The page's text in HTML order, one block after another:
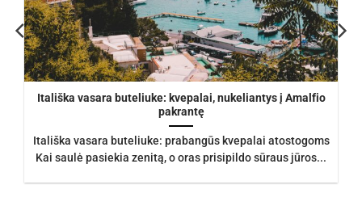
Itališka vasara buteliuke: kvepalai, nukeliantys į Amalfio
pakrantę
Itališka vasara buteliuke: prabangūs kvepalai atostogoms
Kai saulė pasiekia zenitą, o oras prisipildo sūraus jūros...